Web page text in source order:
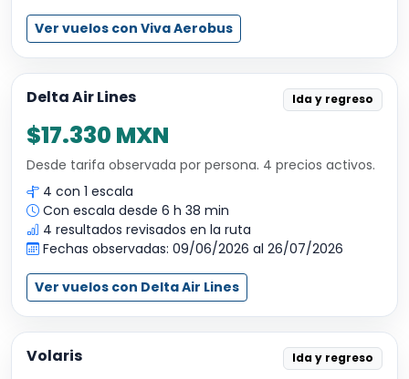
Ver vuelos con Viva Aerobus
Delta Air Lines Ida y regreso
$17.330 MXN
Desde tarifa observada por persona. 4 precios activos.
4 con 1 escala
Con escala desde 6 h 38 min
4 resultados revisados en la ruta
Fechas observadas: 09/06/2026 al 26/07/2026
Ver vuelos con Delta Air Lines
Volaris Ida y regreso